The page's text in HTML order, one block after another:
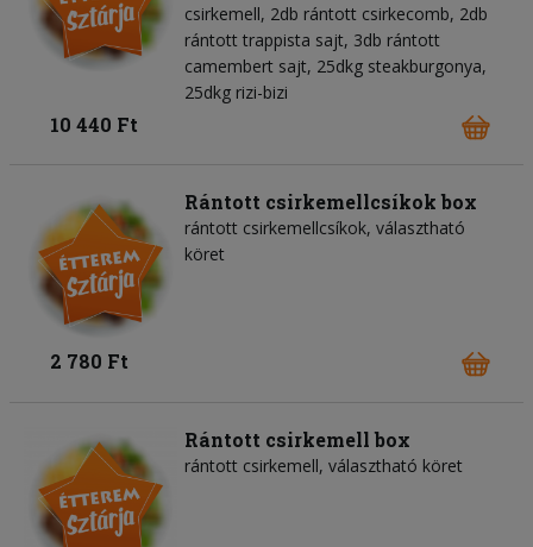
csirkemell, 2db rántott csirkecomb, 2db
rántott trappista sajt, 3db rántott
camembert sajt, 25dkg steakburgonya,
25dkg rizi-bizi
10 440 Ft
Rántott csirkemellcsíkok box
rántott csirkemellcsíkok, választható
köret
2 780 Ft
Rántott csirkemell box
rántott csirkemell, választható köret